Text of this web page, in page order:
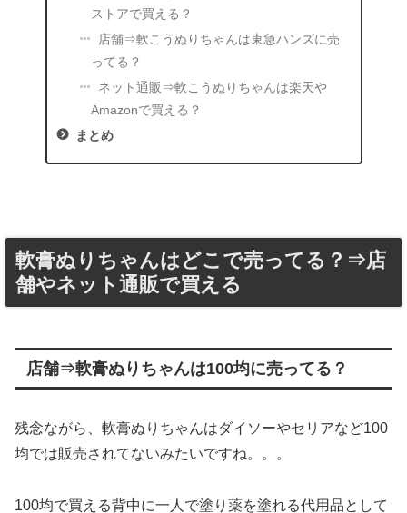
ストアで買える？
店舗⇒軟こうぬりちゃんは東急ハンズに売
ってる？
ネット通販⇒軟こうぬりちゃんは楽天や
Amazonで買える？
まとめ
軟膏ぬりちゃんはどこで売ってる？⇒店
舗やネット通販で買える
店舗⇒軟膏ぬりちゃんは100均に売ってる？
残念ながら、軟膏ぬりちゃんはダイソーやセリアなど100
均では販売されてないみたいですね。。。
100均で買える背中に一人で塗り薬を塗れる代用品として